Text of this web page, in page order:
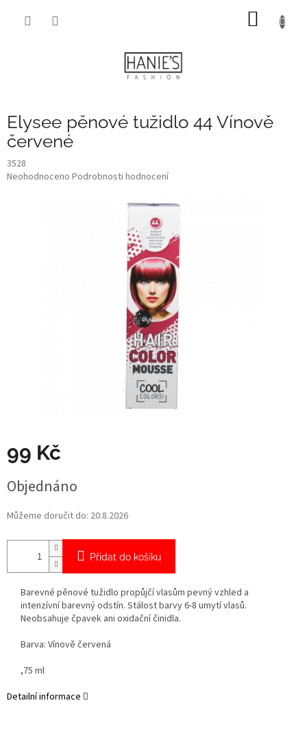
Elysee pěnové tužidlo 44 Vínově
červené
3528
Průměrné
Neohodnoceno Podrobnosti hodnocení
99 Kč
cena:
Objednáno
Můžeme doručit do: 20.8.2026
Přidat do košíku
Barevné pěnové tužidlo propůjčí vlasům pevný vzhled a
intenzívní barevný odstín. Stálost barvy 6-8 umytí vlasů.
Neobsahuje čpavek ani oxidační činidla.
Barva: Vínově červená
,75 ml
Detailní informace